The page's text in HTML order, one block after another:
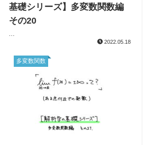
基礎シリーズ】多変数関数編
その20
2022.05.18
多変数関数